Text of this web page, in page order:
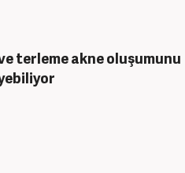
terleme akne oluşumunu